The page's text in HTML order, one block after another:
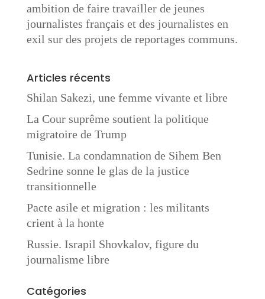
ambition de faire travailler de jeunes
journalistes français et des journalistes en
exil sur des projets de reportages communs.
Articles récents
Shilan Sakezi, une femme vivante et libre
La Cour suprême soutient la politique
migratoire de Trump
Tunisie. La condamnation de Sihem Ben
Sedrine sonne le glas de la justice
transitionnelle
Pacte asile et migration : les militants
crient à la honte
Russie. Israpil Shovkalov, figure du
journalisme libre
Catégories